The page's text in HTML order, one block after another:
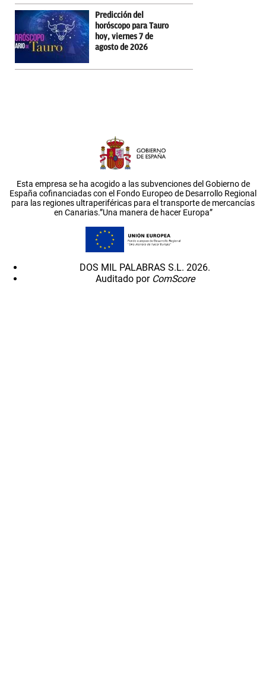
Predicción del
horóscopo para Tauro
hoy, viernes 7 de
agosto de 2026
Esta empresa se ha acogido a las subvenciones del Gobierno de
España cofinanciadas con el Fondo Europeo de Desarrollo Regional
para las regiones ultraperiféricas para el transporte de mercancías
en Canarias.”Una manera de hacer Europa”
DOS MIL PALABRAS S.L. 2026.
Auditado por ComScore